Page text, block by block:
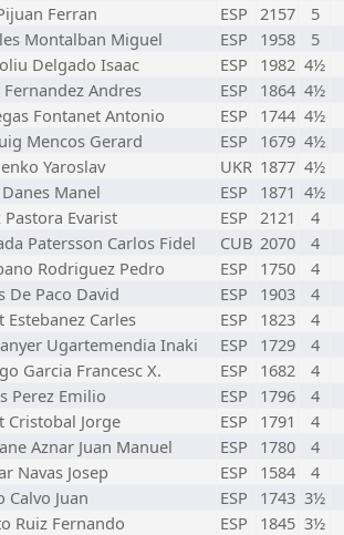
Ferran ESP 2157
5
Montalban Miguel ESP 1958
5
Delgado Isaac ESP 1982 4½
Fernandez Andres ESP 1864 4½
Fontanet Antonio ESP 1744 4½
Mencos Gerard ESP 1679 4½
Yaroslav UKR 1877 4½
Manel ESP 1871 4½
Pastora Evarist ESP 2121
4
Patersson Carlos Fidel CUB 2070
4
Rodriguez Pedro ESP 1750
4
De Paco David ESP 1903
4
Estebanez Carles ESP 1823
4
Ugartemendia Inaki ESP 1729
4
Garcia Francesc X. ESP 1682
4
Perez Emilio ESP 1796
4
Cristobal Jorge ESP 1791
4
Aznar Juan Manuel ESP 1780
4
Navas Josep ESP 1584
4
Calvo Juan ESP 1743 3½
Ruiz Fernando ESP 1845 3½